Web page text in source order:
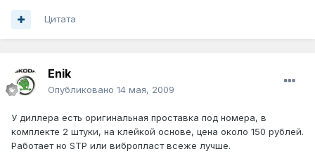
Цитата
Enik
Опубликовано 14 мая, 2009
У диллера есть оригинальная проставка под номера, в
комплекте 2 штуки, на клейкой основе, цена около 150 рублей.
Работает но STP или вибропласт всеже лучше.